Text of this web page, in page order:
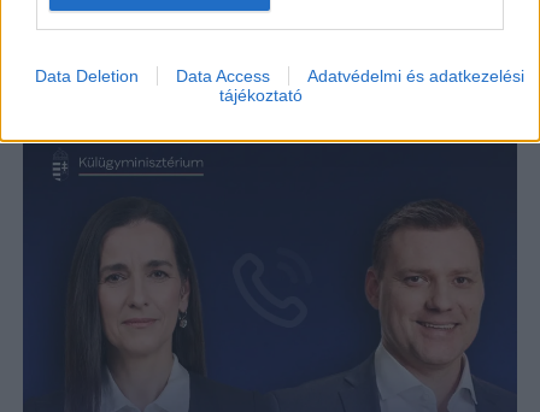
Data Deletion Data Access
Adatvédelmi és adatkezelési
tájékoztató
ígértek Magyarországnak